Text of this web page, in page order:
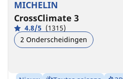
MICHELIN
CrossClimate 3
4.8/5 (1315)
2 Onderscheidingen